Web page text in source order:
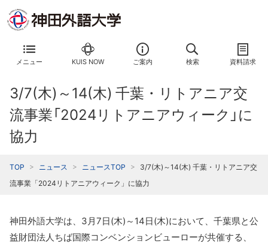
メニュー KUIS NOW ご案内 検索 資料請求
3/7(木)～14(木) 千葉・リトアニア交
流事業「2024リトアニアウィーク」に
協力
TOP ニュース ニュースTOP
3/7(木)～14(木) 千葉・リトアニア交
流事業「2024リトアニアウィーク」に協力
神田外語大学は、3月7日(木)～14日(木)において、千葉県と公
益財団法人ちば国際コンベンションビューローが共催する、